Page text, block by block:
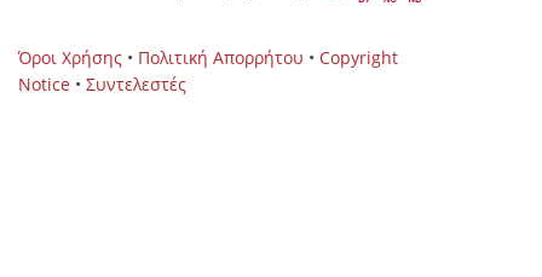
Όροι Χρήσης • Πολιτική Απορρήτου • Copyright
Notice • Συντελεστές